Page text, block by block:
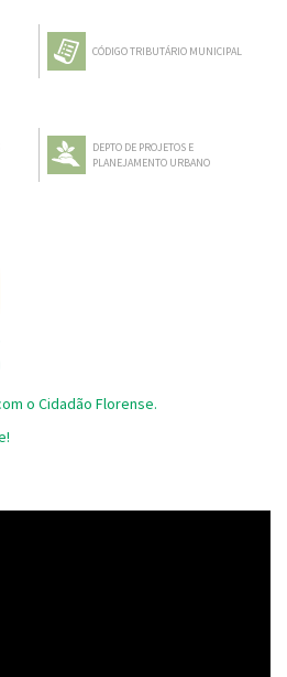
CÓDIGO TRIBUTÁRIO MUNICIPAL
DEPTO DE PROJETOS E
PLANEJAMENTO URBANO
o Cidadão Florense.